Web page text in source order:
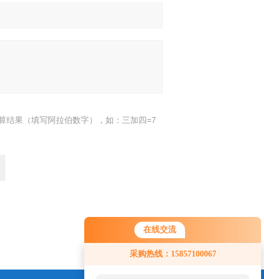
在线交流
采购热线：15857100067
结果（填写阿拉伯数字），如：三加四=7
返回